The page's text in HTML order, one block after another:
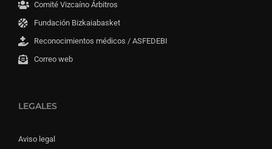
Comité Vizcaíno Árbitros
Fundación Bizkaiabasket
Reconocimientos médicos / ASFEDEBI
Correo web
LEGALES
Aviso legal